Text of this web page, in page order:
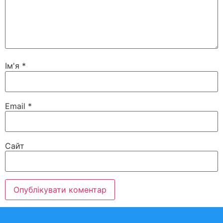
Ім'я *
Email *
Сайт